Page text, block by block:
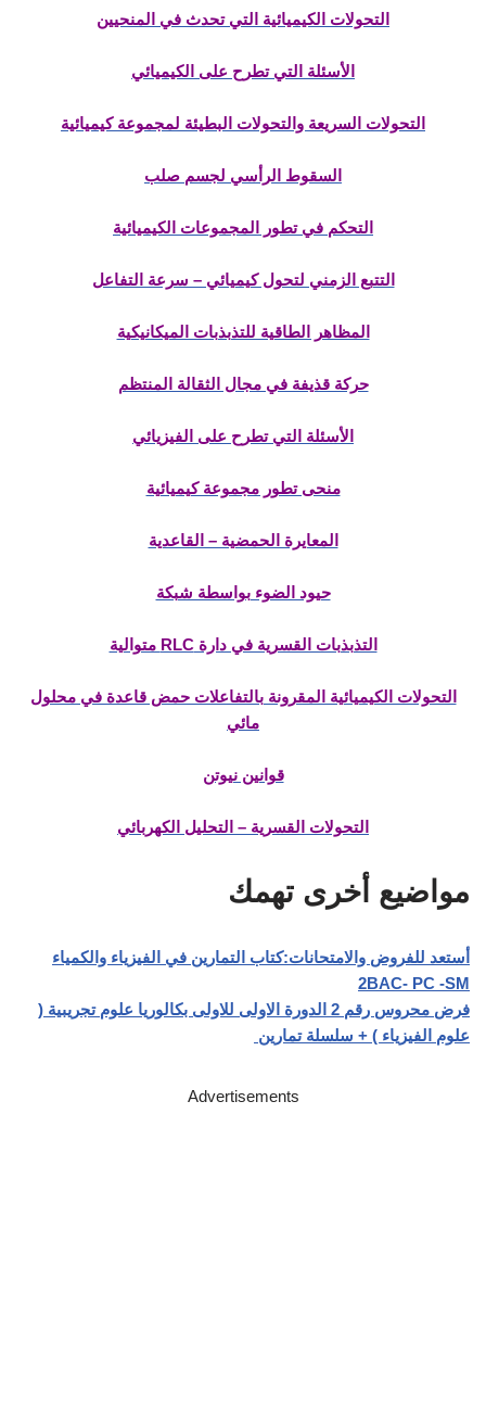
التحولات الكيميائية التي تحدث في المنحيين
الأسئلة التي تطرح على الكيميائي
التحولات السريعة والتحولات البطيئة لمجموعة كيميائية
السقوط الرأسي لجسم صلب
التحكم في تطور المجموعات الكيميائية
التتبع الزمني لتحول كيميائي – سرعة التفاعل
المظاهر الطاقية للتذبذبات الميكانيكية
حركة قذيفة في مجال الثقالة المنتظم
الأسئلة التي تطرح على الفيزيائي
منحى تطور مجموعة كيميائية
المعايرة الحمضية – القاعدية
حيود الضوء بواسطة شبكة
التذبذبات القسرية في دارة RLC متوالية
التحولات الكيميائية المقرونة بالتفاعلات حمض قاعدة في محلول
مائي
قوانين نيوتن
التحولات القسرية – التحليل الكهربائي
مواضيع أخرى تهمك
أستعد للفروض والامتحانات:كتاب التمارين في الفيزياء والكمياء
2BAC- PC -SM
فرض محروس رقم 2 الدورة الاولى للاولى بكالوريا علوم تجريبية (
علوم الفيزياء ) + سلسلة تمارين
Advertisements